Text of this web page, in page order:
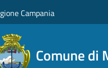
Campania
Comune di